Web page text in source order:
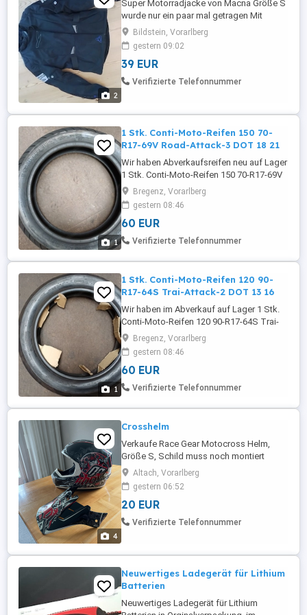
2
Super Motorradjacke von Macna Größe S
wurde nur ein paar mal getragen Mit
herausnehmbaren Innenfutter Protektoren
an Rücken Schulter Elbogen
Bildstein, Vorarlberg
gestern 09:02
39 EUR
Verifizierte Telefonnummer
1
1 Stk. Conti-Moto-Reifen 150 70-
R17-69V Road-Attack-3 DOT 18 21
Wir haben Abverkaufsreifen neu auf Lager
1 Stk. Conti-Moto-Reifen 150 70-R17-69V
Road-Attack-3 DOT 18 21 Preis Euro 60,00
Reifen können bei uns gegen Aufpreis
montiert werden
Bregenz, Vorarlberg
gestern 08:46
60 EUR
Verifizierte Telefonnummer
1
1 Stk. Conti-Moto-Reifen 120 90-
R17-64S Trai-Attack-2 DOT 13 16
Wir haben im Abverkauf auf Lager 1 Stk.
Conti-Moto-Reifen 120 90-R17-64S Trai-
Attack-2 DOT 13 16 Euro 60,00 Reifen
können bei uns gegen Aufpreis montiert
werden
Bregenz, Vorarlberg
gestern 08:46
60 EUR
Verifizierte Telefonnummer
4
Crosshelm
Verkaufe Race Gear Motocross Helm,
Größe S, Schild muss noch montiert
werden, Schrauben leider nicht mehr
vorhanden. Selbstabholung.
Altach, Vorarlberg
gestern 06:52
20 EUR
Verifizierte Telefonnummer
Neuwertiges Ladegerät für Lithium
Batterien
Neuwertiges Ladegerät für Lithium